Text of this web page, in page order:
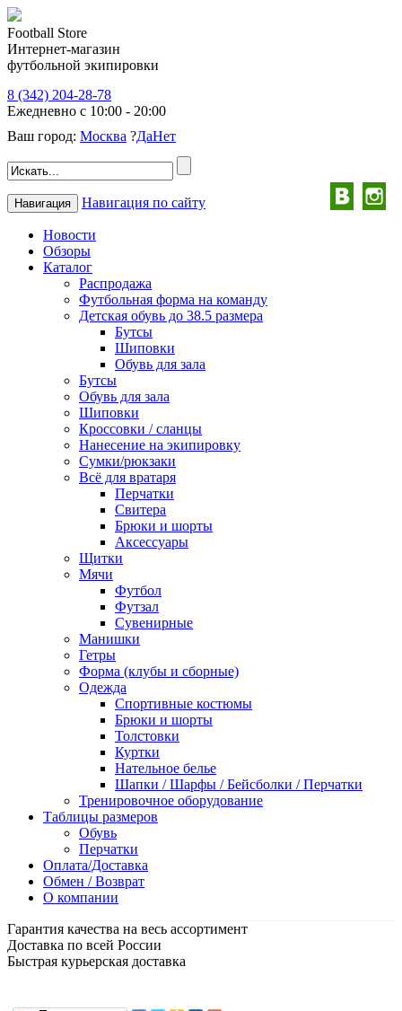
Football Store
Интернет-магазин
футбольной экипировки
8 (342) 204-28-78
Ежедневно с 10:00 - 20:00
Ваш город: Москва ?ДаНет
Навигация Навигация по сайту
Новости
Обзоры
Каталог
Распродажа
Футбольная форма на команду
Детская обувь до 38.5 размера
Бутсы
Шиповки
Обувь для зала
Бутсы
Обувь для зала
Шиповки
Кроссовки / сланцы
Нанесение на экипировку
Сумки/рюкзаки
Всё для вратаря
Перчатки
Cвитера
Брюки и шорты
Аксессуары
Щитки
Мячи
Футбол
Футзал
Сувенирные
Манишки
Гетры
Форма (клубы и сборные)
Одежда
Спортивные костюмы
Брюки и шорты
Толстовки
Куртки
Нательное белье
Шапки / Шарфы / Бейсболки / Перчатки
Тренировочное оборудование
Таблицы размеров
Обувь
Перчатки
Оплата/Доставка
Обмен / Возврат
О компании
Гарантия качества на весь ассортимент
Доставка по всей России
Быстрая курьерская доставка